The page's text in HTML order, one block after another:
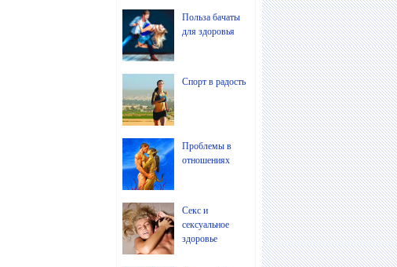
Польза бачаты
для здоровья
Спорт в радость
Проблемы в
отношениях
Секс и
сексуальное
здоровье